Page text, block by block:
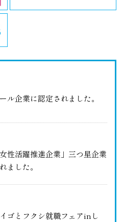
ル企業に認定されました。
女性活躍推進企業」三つ星企業
ました。
ゴとフクシ就職フェアinし